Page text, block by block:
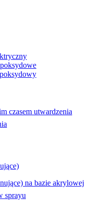
czasem utwardzenia
na bazie akrylowej
sprayu